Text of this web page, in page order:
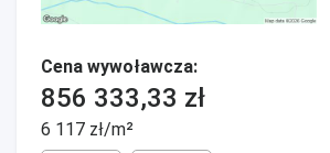
Cena wywoławcza:
856 333,33 zł
6 117 zł/m²